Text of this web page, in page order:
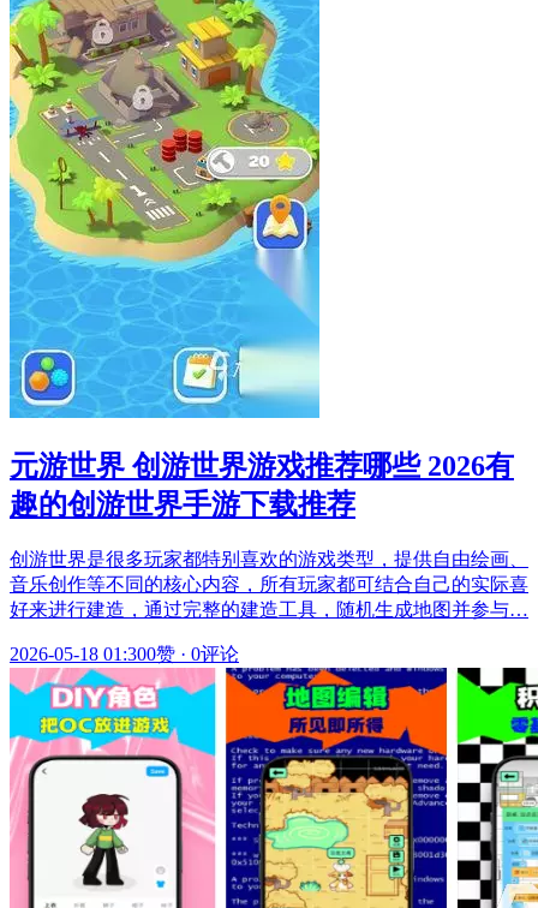
元游世界 创游世界游戏推荐哪些 2026有
趣的创游世界手游下载推荐
创游世界是很多玩家都特别喜欢的游戏类型，提供自由绘画、
音乐创作等不同的核心内容，所有玩家都可结合自己的实际喜
好来进行建造，通过完整的建造工具，随机生成地图并参与…
2026-05-18 01:300赞 · 0评论